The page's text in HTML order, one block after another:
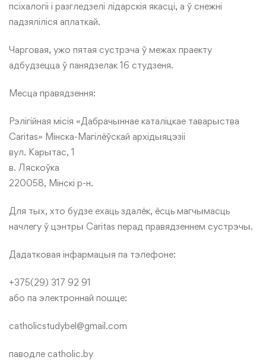
псіхалогіі і разгледзелі лідарскія якасці, а ў снежні
падзяліліся аплаткай.
Чарговая, ужо пятая сустрэча ў межах праекту
адбудзецца ў панядзелак 16 студзеня.
Месца правядзення:
Рэлігійная місія «Дабрачыннае каталіцкае таварыства
Caritas» Мінска-Магілёўскай архідыяцэзіі
вул. Карытас, 1
в. Ляскоўка
220058, Мінскі р-н.
Для тых, хто будзе ехаць здалёк, ёсць магчымасць
начлегу ў цэнтры Caritas перад правядзеннем сустрэчы.
Дадатковая інфармацыя па тэлефоне:
+375(29) 317 92 91
або па электроннай пошце:
catholicstudybel@gmail.com
паводле catholic.by